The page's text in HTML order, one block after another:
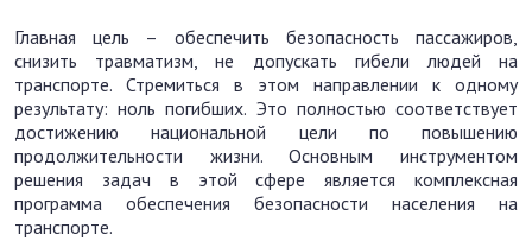
Главная цель – обеспечить безопасность пассажиров,
снизить травматизм, не допускать гибели людей на
транспорте. Стремиться в этом направлении к одному
результату: ноль погибших. Это полностью соответствует
достижению национальной цели по повышению
продолжительности жизни. Основным инструментом
решения задач в этой сфере является комплексная
программа обеспечения безопасности населения на
транспорте.